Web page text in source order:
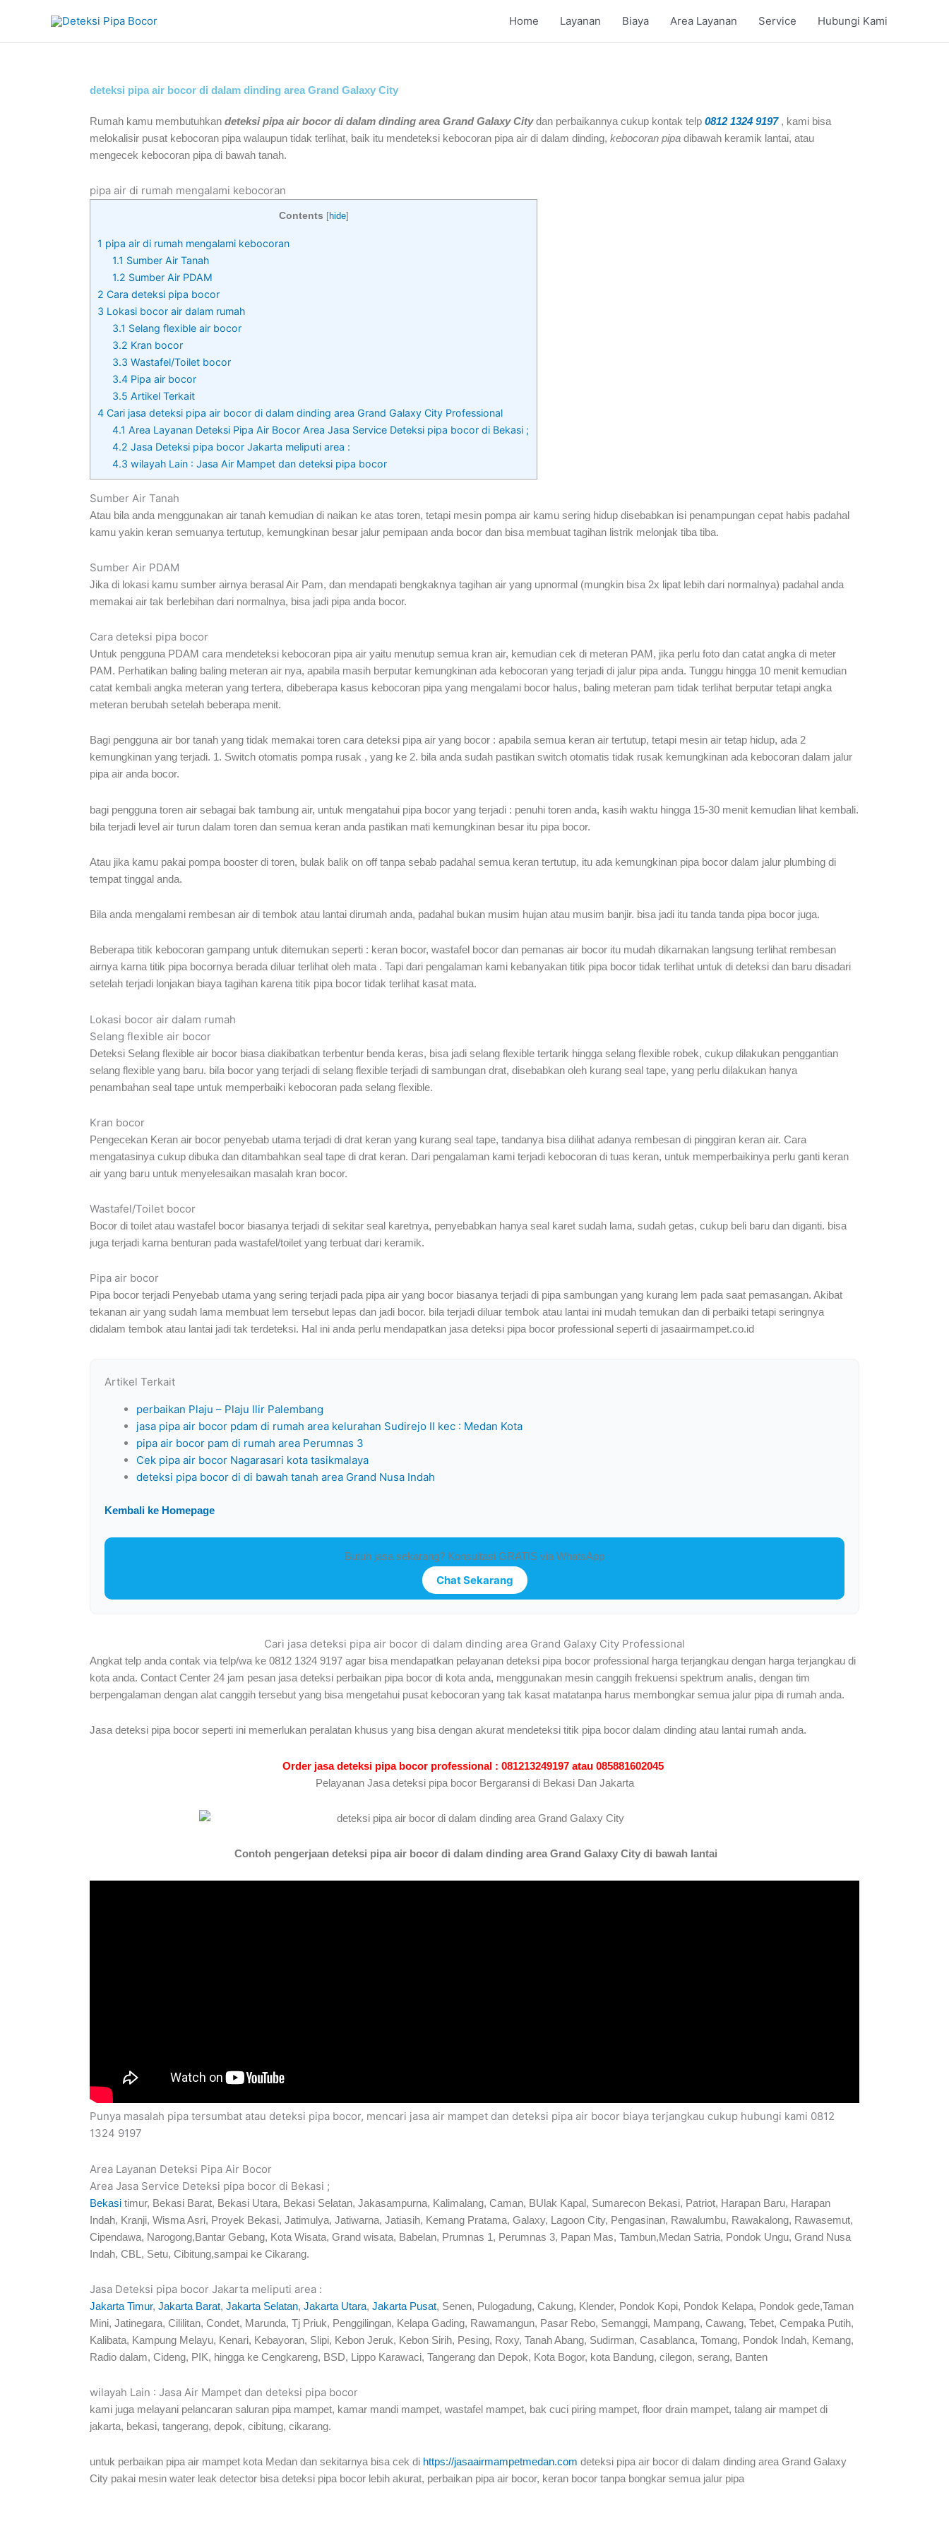
content
Home Layanan Biaya Area Layanan Service Hubungi Kami
deteksi pipa air bocor di dalam dinding area Grand Galaxy City
Rumah kamu membutuhkan deteksi pipa air bocor di dalam dinding area Grand Galaxy City dan perbaikannya cukup kontak telp 0812 1324 9197, kami bisa
melokalisir pusat kebocoran pipa walaupun tidak terlihat, baik itu mendeteksi kebocoran pipa air di dalam dinding, kebocoran pipa dibawah keramik lantai, atau
mengecek kebocoran pipa di bawah tanah.
pipa air di rumah mengalami kebocoran
Contents [hide]
1 pipa air di rumah mengalami kebocoran
1.1 Sumber Air Tanah
1.2 Sumber Air PDAM
2 Cara deteksi pipa bocor
3 Lokasi bocor air dalam rumah
3.1 Selang flexible air bocor
3.2 Kran bocor
3.3 Wastafel/Toilet bocor
3.4 Pipa air bocor
3.5 Artikel Terkait
4 Cari jasa deteksi pipa air bocor di dalam dinding area Grand Galaxy City Professional
4.1 Area Layanan Deteksi Pipa Air Bocor Area Jasa Service Deteksi pipa bocor di Bekasi ;
4.2 Jasa Deteksi pipa bocor Jakarta meliputi area :
4.3 wilayah Lain : Jasa Air Mampet dan deteksi pipa bocor
Sumber Air Tanah
Atau bila anda menggunakan air tanah kemudian di naikan ke atas toren, tetapi mesin pompa air kamu sering hidup disebabkan isi penampungan cepat habis padahal
kamu yakin keran semuanya tertutup, kemungkinan besar jalur pemipaan anda bocor dan bisa membuat tagihan listrik melonjak tiba tiba.
Sumber Air PDAM
Jika di lokasi kamu sumber airnya berasal Air Pam, dan mendapati bengkaknya tagihan air yang upnormal (mungkin bisa 2x lipat lebih dari normalnya) padahal anda
memakai air tak berlebihan dari normalnya, bisa jadi pipa anda bocor.
Cara deteksi pipa bocor
Untuk pengguna PDAM cara mendeteksi kebocoran pipa air yaitu menutup semua kran air, kemudian cek di meteran PAM, jika perlu foto dan catat angka di meter
PAM. Perhatikan baling baling meteran air nya, apabila masih berputar kemungkinan ada kebocoran yang terjadi di jalur pipa anda. Tunggu hingga 10 menit kemudian
catat kembali angka meteran yang tertera, dibeberapa kasus kebocoran pipa yang mengalami bocor halus, baling meteran pam tidak terlihat berputar tetapi angka
meteran berubah setelah beberapa menit.
Bagi pengguna air bor tanah yang tidak memakai toren cara deteksi pipa air yang bocor : apabila semua keran air tertutup, tetapi mesin air tetap hidup, ada 2
kemungkinan yang terjadi. 1. Switch otomatis pompa rusak , yang ke 2. bila anda sudah pastikan switch otomatis tidak rusak kemungkinan ada kebocoran dalam jalur
pipa air anda bocor.
bagi pengguna toren air sebagai bak tambung air, untuk mengatahui pipa bocor yang terjadi : penuhi toren anda, kasih waktu hingga 15-30 menit kemudian lihat kembali.
bila terjadi level air turun dalam toren dan semua keran anda pastikan mati kemungkinan besar itu pipa bocor.
Atau jika kamu pakai pompa booster di toren, bulak balik on off tanpa sebab padahal semua keran tertutup, itu ada kemungkinan pipa bocor dalam jalur plumbing di
tempat tinggal anda.
Bila anda mengalami rembesan air di tembok atau lantai dirumah anda, padahal bukan musim hujan atau musim banjir. bisa jadi itu tanda tanda pipa bocor juga.
Beberapa titik kebocoran gampang untuk ditemukan seperti : keran bocor, wastafel bocor dan pemanas air bocor itu mudah dikarnakan langsung terlihat rembesan
airnya karna titik pipa bocornya berada diluar terlihat oleh mata . Tapi dari pengalaman kami kebanyakan titik pipa bocor tidak terlihat untuk di deteksi dan baru disadari
setelah terjadi lonjakan biaya tagihan karena titik pipa bocor tidak terlihat kasat mata.
Lokasi bocor air dalam rumah
Selang flexible air bocor
Deteksi Selang flexible air bocor biasa diakibatkan terbentur benda keras, bisa jadi selang flexible tertarik hingga selang flexible robek, cukup dilakukan penggantian
selang flexible yang baru. bila bocor yang terjadi di selang flexible terjadi di sambungan drat, disebabkan oleh kurang seal tape, yang perlu dilakukan hanya
penambahan seal tape untuk memperbaiki kebocoran pada selang flexible.
Kran bocor
Pengecekan Keran air bocor penyebab utama terjadi di drat keran yang kurang seal tape, tandanya bisa dilihat adanya rembesan di pinggiran keran air. Cara
mengatasinya cukup dibuka dan ditambahkan seal tape di drat keran. Dari pengalaman kami terjadi kebocoran di tuas keran, untuk memperbaikinya perlu ganti keran
air yang baru untuk menyelesaikan masalah kran bocor.
Wastafel/Toilet bocor
Bocor di toilet atau wastafel bocor biasanya terjadi di sekitar seal karetnya, penyebabkan hanya seal karet sudah lama, sudah getas, cukup beli baru dan diganti. bisa
juga terjadi karna benturan pada wastafel/toilet yang terbuat dari keramik.
Pipa air bocor
Pipa bocor terjadi Penyebab utama yang sering terjadi pada pipa air yang bocor biasanya terjadi di pipa sambungan yang kurang lem pada saat pemasangan. Akibat
tekanan air yang sudah lama membuat lem tersebut lepas dan jadi bocor. bila terjadi diluar tembok atau lantai ini mudah temukan dan di perbaiki tetapi seringnya
didalam tembok atau lantai jadi tak terdeteksi. Hal ini anda perlu mendapatkan jasa deteksi pipa bocor professional seperti di jasaairmampet.co.id
Artikel Terkait
perbaikan Plaju – Plaju Ilir Palembang
jasa pipa air bocor pdam di rumah area kelurahan Sudirejo II kec : Medan Kota
pipa air bocor pam di rumah area Perumnas 3
Cek pipa air bocor Nagarasari kota tasikmalaya
deteksi pipa bocor di di bawah tanah area Grand Nusa Indah
Kembali ke Homepage
Butuh jasa sekarang? Konsultasi GRATIS via WhatsApp
Chat Sekarang
Cari jasa deteksi pipa air bocor di dalam dinding area Grand Galaxy City Professional
Angkat telp anda contak via telp/wa ke 0812 1324 9197 agar bisa mendapatkan pelayanan deteksi pipa bocor professional harga terjangkau dengan harga terjangkau di
kota anda. Contact Center 24 jam pesan jasa deteksi perbaikan pipa bocor di kota anda, menggunakan mesin canggih frekuensi spektrum analis, dengan tim
berpengalaman dengan alat canggih tersebut yang bisa mengetahui pusat kebocoran yang tak kasat matatanpa harus membongkar semua jalur pipa di rumah anda.
Jasa deteksi pipa bocor seperti ini memerlukan peralatan khusus yang bisa dengan akurat mendeteksi titik pipa bocor dalam dinding atau lantai rumah anda.
Order jasa deteksi pipa bocor professional : 081213249197 atau 085881602045
Pelayanan Jasa deteksi pipa bocor Bergaransi di Bekasi Dan Jakarta
Contoh pengerjaan deteksi pipa air bocor di dalam dinding area Grand Galaxy City di bawah lantai
Punya masalah pipa tersumbat atau deteksi pipa bocor, mencari jasa air mampet dan deteksi pipa air bocor biaya terjangkau cukup hubungi kami 0812
1324 9197
Area Layanan Deteksi Pipa Air Bocor
Area Jasa Service Deteksi pipa bocor di Bekasi ;
Bekasi timur, Bekasi Barat, Bekasi Utara, Bekasi Selatan, Jakasampurna, Kalimalang, Caman, BUlak Kapal, Sumarecon Bekasi, Patriot, Harapan Baru, Harapan
Indah, Kranji, Wisma Asri, Proyek Bekasi, Jatimulya, Jatiwarna, Jatiasih, Kemang Pratama, Galaxy, Lagoon City, Pengasinan, Rawalumbu, Rawakalong, Rawasemut,
Cipendawa, Narogong,Bantar Gebang, Kota Wisata, Grand wisata, Babelan, Prumnas 1, Perumnas 3, Papan Mas, Tambun,Medan Satria, Pondok Ungu, Grand Nusa
Indah, CBL, Setu, Cibitung,sampai ke Cikarang.
Jasa Deteksi pipa bocor Jakarta meliputi area :
Jakarta Timur, Jakarta Barat, Jakarta Selatan, Jakarta Utara, Jakarta Pusat, Senen, Pulogadung, Cakung, Klender, Pondok Kopi, Pondok Kelapa, Pondok gede,Taman
Mini, Jatinegara, Cililitan, Condet, Marunda, Tj Priuk, Penggilingan, Kelapa Gading, Rawamangun, Pasar Rebo, Semanggi, Mampang, Cawang, Tebet, Cempaka Putih,
Kalibata, Kampung Melayu, Kenari, Kebayoran, Slipi, Kebon Jeruk, Kebon Sirih, Pesing, Roxy, Tanah Abang, Sudirman, Casablanca, Tomang, Pondok Indah, Kemang,
Radio dalam, Cideng, PIK, hingga ke Cengkareng, BSD, Lippo Karawaci, Tangerang dan Depok, Kota Bogor, kota Bandung, cilegon, serang, Banten
wilayah Lain : Jasa Air Mampet dan deteksi pipa bocor
kami juga melayani pelancaran saluran pipa mampet, kamar mandi mampet, wastafel mampet, bak cuci piring mampet, floor drain mampet, talang air mampet di
jakarta, bekasi, tangerang, depok, cibitung, cikarang.
untuk perbaikan pipa air mampet kota Medan dan sekitarnya bisa cek di https://jasaairmampetmedan.com deteksi pipa air bocor di dalam dinding area Grand Galaxy
City pakai mesin water leak detector bisa deteksi pipa bocor lebih akurat, perbaikan pipa air bocor, keran bocor tanpa bongkar semua jalur pipa